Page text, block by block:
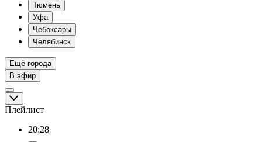
Тюмень
Уфа
Чебоксары
Челябинск
Ещё города
В эфир
Плейлист
20:28